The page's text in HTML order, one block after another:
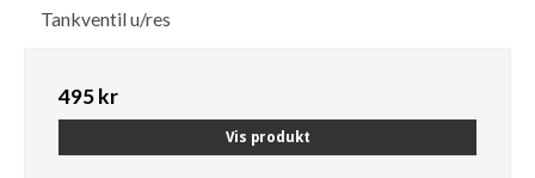
Tankventil u/res
495 kr
Vis produkt